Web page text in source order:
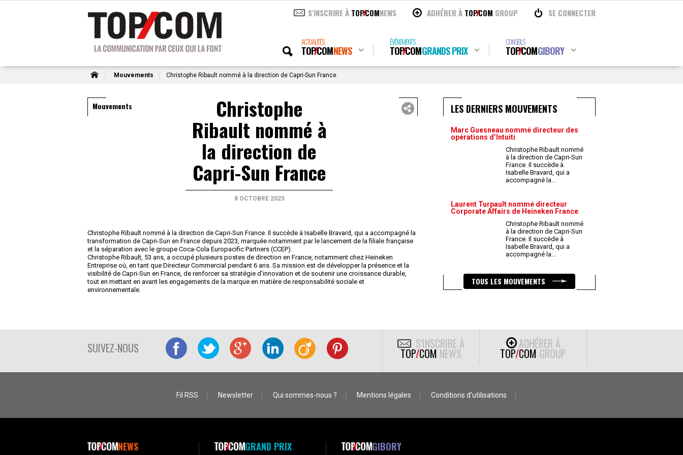
S'INSCRIRE À TOPCOMNEWS ADHÉRER À TOPCOM GROUP SE CONNECTER
ACTUALITÉS
TOPCOMNEWS
ÉVÉNEMENTS
TOPCOMGRANDS PRIX
CONSEILS
TOPCOMGIBORY
Mouvements Christophe Ribault nommé à la direction de Capri-Sun France
Mouvements Christophe
Ribault nommé à
la direction de
Capri-Sun France
8 OCTOBRE 2025
Christophe Ribault nommé à la direction de Capri-Sun France. Il succède à Isabelle Bravard, qui a accompagné la
transformation de Capri-Sun en France depuis 2023, marquée notamment par le lancement de la filiale française
et la séparation avec le groupe Coca-Cola Europacific Partners (CCEP).
Christophe Ribault, 53 ans, a occupé plusieurs postes de direction en France, notamment chez Heineken
Entreprise où, en tant que Directeur Commercial pendant 6 ans. Sa mission est de développer la présence et la
visibilité de Capri-Sun en France, de renforcer sa stratégie d’innovation et de soutenir une croissance durable,
tout en mettant en avant les engagements de la marque en matière de responsabilité sociale et
environnementale.
LES DERNIERS MOUVEMENTS
Marc Guesneau nommé directeur des
opérations d’Intuiti
Christophe Ribault nommé
à la direction de Capri-Sun
France. Il succède à
Isabelle Bravard, qui a
accompagné la...
Laurent Turpault nommé directeur
Corporate Affairs de Heineken France
Christophe Ribault nommé
à la direction de Capri-Sun
France. Il succède à
Isabelle Bravard, qui a
accompagné la...
TOUS LES MOUVEMENTS
SUIVEZ-NOUS S'INSCRIRE À
TOP/COM NEWS
ADHÉRER À
TOP/COM GROUP
Fil RSS Newsletter Qui sommes-nous ? Mentions légales Conditions d’utilisations
NEWS GRAND PRIX GIBORY